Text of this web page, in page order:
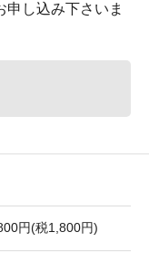
申し込み下さいま
円(税1,800円)